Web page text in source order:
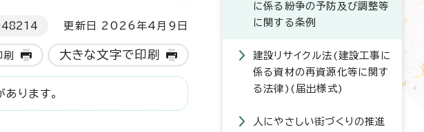
更新日 2026年4月9日
刷 大きな文字で印刷
ります。
に係る紛争の予防及び調整等
に関する条例
建設リサイクル法(建設工事に
係る資材の再資源化等に関す
る法律)(届出様式)
人にやさしい街づくりの推進